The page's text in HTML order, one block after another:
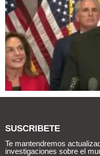
SUSCRIBETE
Te mantendremos
investigaciones sobre el